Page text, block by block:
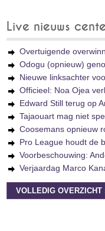
Live nieuws
Overtuigende
Odogu (opnieuw)
Nieuwe linksachter
Officieel: Noa Ojea
Edward Still terug op
Tajaouart mag niet
Coosemans opnieuw
Pro League houdt de
Voorbeschouwing:
Verjaardag Marco
VOLLEDIG OVERZICHT